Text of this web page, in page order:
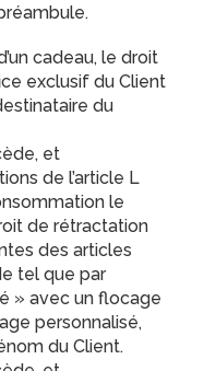
cadeau, le droit
exclusif du Client
du
et
de l’article L
le
de rétractation
des articles
tel que par
» avec un flocage
personnalisé,
du Client.